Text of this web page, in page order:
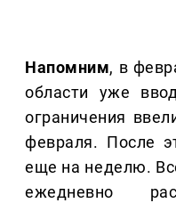
Напомним, в
области уже
ограничения
февраля. После
еще на неделю.
ежедневно